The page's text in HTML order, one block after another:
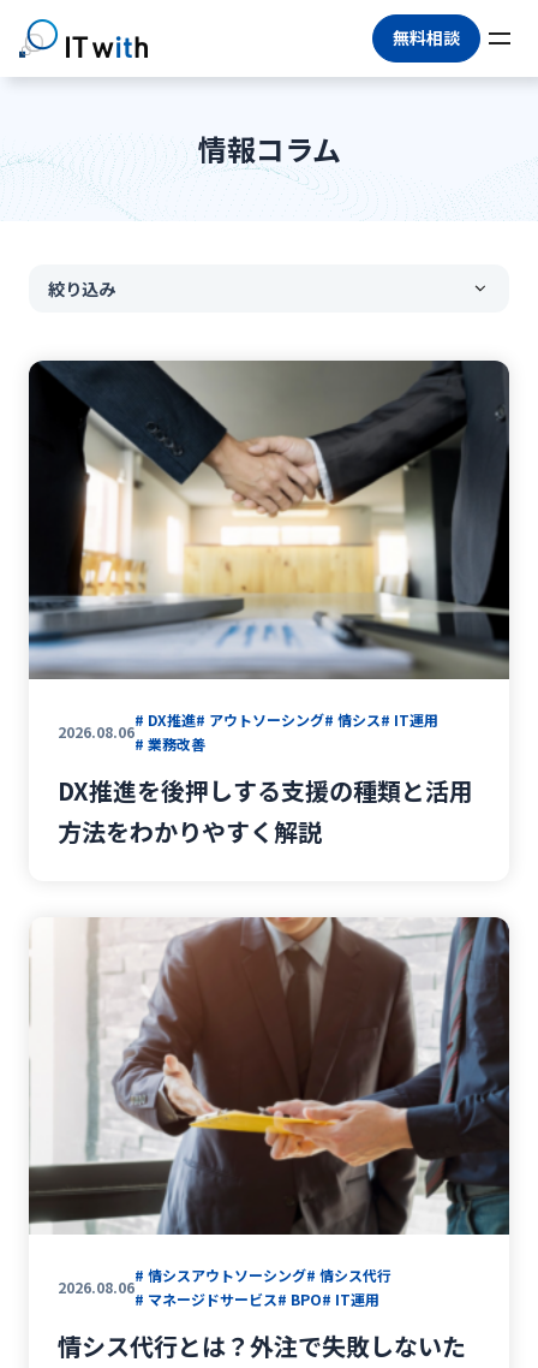
無料相談
情報コラム
絞り込み
#
# BPO
IT運用アウトソーシング #IT人材不足
アウトソーシング # IT業務委託
情報システム部門 #情報セキュリティ
サイバーセキュリティ #NIST CSF2.0
#ナレッジ共有 #ナレッジ管理 #社内FAQ
#AIチャットボット #ヘルプデスク
#社内問い合わせ #ITコスト削減 #情シス
業務効率化
IT運用
業務改善 #IT活用
#ホワイトペーパー #IT資産管理
# キッティング #セキュリティ
2026.08.06
# DX推進# アウトソーシング# 情シス# IT運用
# 業務改善
DX推進を後押しする支援の種類と活用
方法をわかりやすく解説
2026.08.06
# 情シスアウトソーシング# 情シス代行
# マネージドサービス# BPO# IT運用
情シス代行とは？外注で失敗しないた